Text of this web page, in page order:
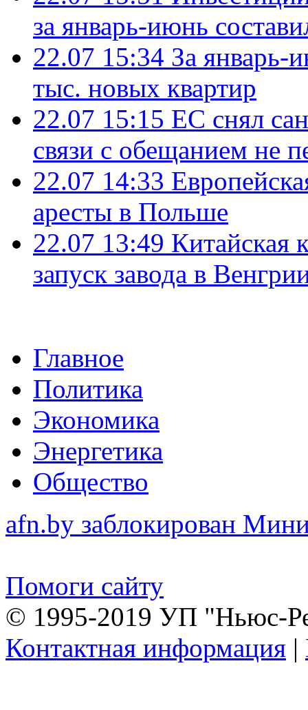
за январь-июнь
22.07 15:34 За январь-
тыс. новых квартир
22.07 15:15 ЕС снял
связи с обещанием не
22.07 14:33
аресты в Польше
22.07 13:49 Китайская
запуск завода в
Главное
Политика
Экономика
Энергетика
Общество
afn.by заблокирован
Помоги сайту
© 1995-2019 УП "Ньюс-
Контактная информация |